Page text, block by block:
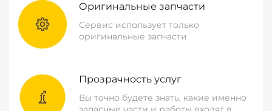
Оригинальные запчасти
Сервис использует только
оригинальные запчасти
Прозрачность услуг
Вы точно будете знать, какие именно